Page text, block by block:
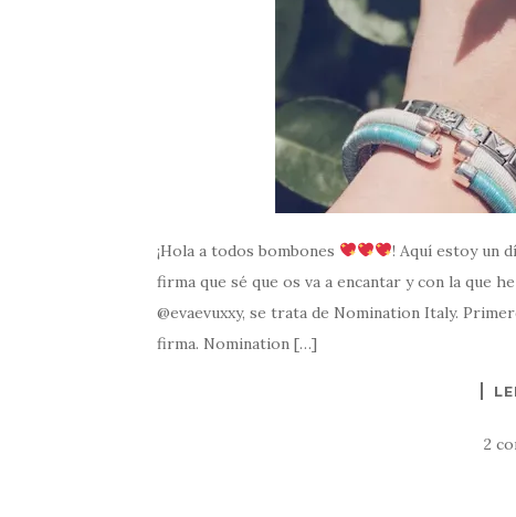
¡Hola a todos bombones
! Aquí estoy un
firma que sé que os va a encantar y con la que
@evaevuxxy, se trata de Nomination Italy.
firma. Nomination […]
2